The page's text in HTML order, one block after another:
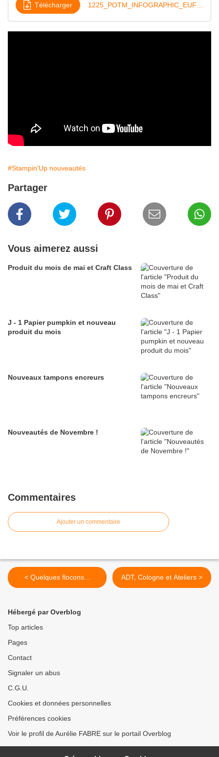
Télécharger
#Stampin'Up nouveautés
Partager
Vous aimerez aussi
Produit du mois de mai et Craft Class
J - 1 Papier pumpkin et nouveau
produit du mois
Nouveaux tampons encreurs
Nouveautés de Novembre !
Commentaires
Ajouter un commentaire
< Quelques flocons... ADT, Cologne et Ateliers >
Hébergé par Overblog
Top articles
Pages
Contact
Signaler un abus
C.G.U.
Cookies et données personnelles
Préférences cookies
Voir le profil de Aurélie FABRE sur le portail Overblog